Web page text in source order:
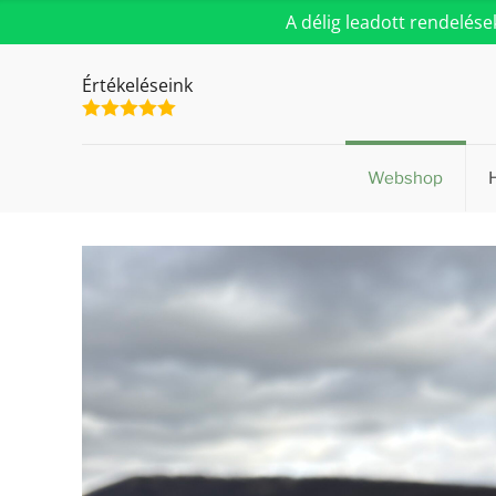
A délig leadott
Értékeléseink
Webshop